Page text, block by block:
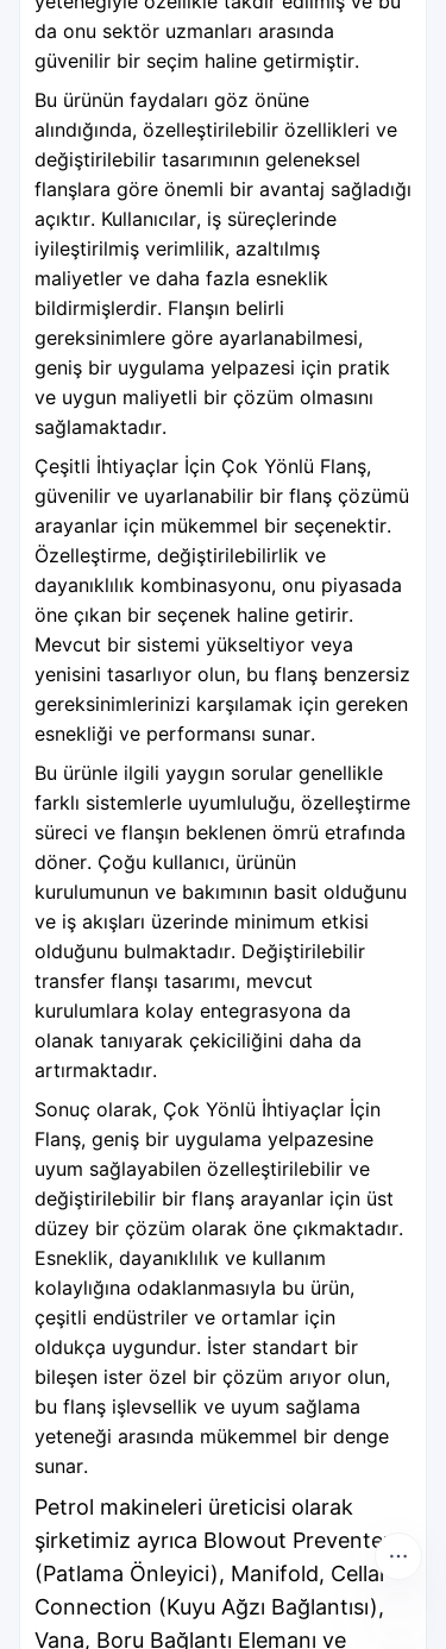
da onu sektör uzmanları arasında
güvenilir bir seçim haline getirmiştir.
Bu ürünün faydaları göz önüne
alındığında, özelleştirilebilir özellikleri ve
değiştirilebilir tasarımının geleneksel
flanşlara göre önemli bir avantaj sağladığı
açıktır. Kullanıcılar, iş süreçlerinde
iyileştirilmiş verimlilik, azaltılmış
maliyetler ve daha fazla esneklik
bildirmişlerdir. Flanşın belirli
gereksinimlere göre ayarlanabilmesi,
geniş bir uygulama yelpazesi için pratik
ve uygun maliyetli bir çözüm olmasını
sağlamaktadır.
Çeşitli İhtiyaçlar İçin Çok Yönlü Flanş,
güvenilir ve uyarlanabilir bir flanş çözümü
arayanlar için mükemmel bir seçenektir.
Özelleştirme, değiştirilebilirlik ve
dayanıklılık kombinasyonu, onu piyasada
öne çıkan bir seçenek haline getirir.
Mevcut bir sistemi yükseltiyor veya
yenisini tasarlıyor olun, bu flanş benzersiz
gereksinimlerinizi karşılamak için gereken
esnekliği ve performansı sunar.
Bu ürünle ilgili yaygın sorular genellikle
farklı sistemlerle uyumluluğu, özelleştirme
süreci ve flanşın beklenen ömrü etrafında
döner. Çoğu kullanıcı, ürünün
kurulumunun ve bakımının basit olduğunu
ve iş akışları üzerinde minimum etkisi
olduğunu bulmaktadır. Değiştirilebilir
transfer flanşı tasarımı, mevcut
kurulumlara kolay entegrasyona da
olanak tanıyarak çekiciliğini daha da
artırmaktadır.
Sonuç olarak, Çok Yönlü İhtiyaçlar İçin
Flanş, geniş bir uygulama yelpazesine
uyum sağlayabilen özelleştirilebilir ve
değiştirilebilir bir flanş arayanlar için üst
düzey bir çözüm olarak öne çıkmaktadır.
Esneklik, dayanıklılık ve kullanım
kolaylığına odaklanmasıyla bu ürün,
çeşitli endüstriler ve ortamlar için
oldukça uygundur. İster standart bir
bileşen ister özel bir çözüm arıyor olun,
bu flanş işlevsellik ve uyum sağlama
yeteneği arasında mükemmel bir denge
sunar.
Petrol makineleri üreticisi olarak
şirketimiz ayrıca Blowout Preventer
(Patlama Önleyici), Manifold, Cellar
Connection (Kuyu Ağzı Bağlantısı),
Vana, Boru Bağlantı Elemanı ve